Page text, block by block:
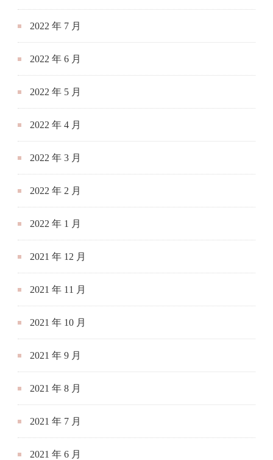
2022 年 7 月
2022 年 6 月
2022 年 5 月
2022 年 4 月
2022 年 3 月
2022 年 2 月
2022 年 1 月
2021 年 12 月
2021 年 11 月
2021 年 10 月
2021 年 9 月
2021 年 8 月
2021 年 7 月
2021 年 6 月